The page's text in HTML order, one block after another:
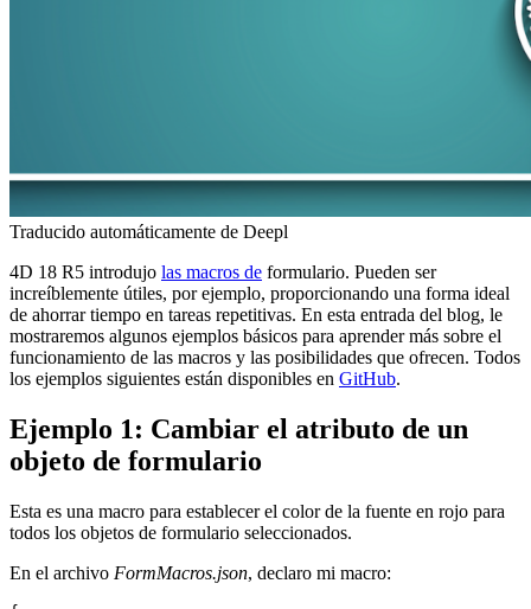
Traducido automáticamente de Deepl
4D 18 R5 introdujo las macros de formulario. Pueden ser
increíblemente útiles, por ejemplo, proporcionando una forma ideal
de ahorrar tiempo en tareas repetitivas. En esta entrada del blog, le
mostraremos algunos ejemplos básicos para aprender más sobre el
funcionamiento de las macros y las posibilidades que ofrecen. Todos
los ejemplos siguientes están disponibles en GitHub.
Ejemplo 1: Cambiar el atributo de un
objeto de formulario
Esta es una macro para establecer el color de la fuente en rojo para
todos los objetos de formulario seleccionados.
En el archivo FormMacros.json, declaro mi macro: